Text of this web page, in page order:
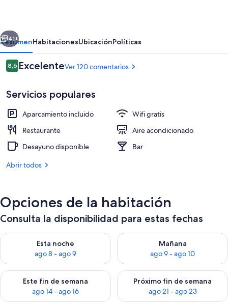
Salón
Siguiente
41+
ResumenHabitacionesUbicaciónPolíticas
Comentarios
8,68,6 de 10
ExcelenteVer 120 comentarios
Servicios populares
Aparcamiento incluido
Wifi gratis
Restaurante
Aire acondicionado
Desayuno disponible
Bar
Abrir todos
Opciones de la habitación
Consulta la disponibilidad para estas fechas
Esta noche
ago 8 - ago 9
Consulta la disponibilidad para esta noche, ago 8 - ago 9
Mañana
ago 9 - ago 10
Consulta la disponibilidad
Este fin de semana
ago 14 - ago 16
Consulta la disponibilidad para este fin de semana, ago 14 -
Próximo fin de semana
ago 21 - ago 23
Consulta la disponibilidad